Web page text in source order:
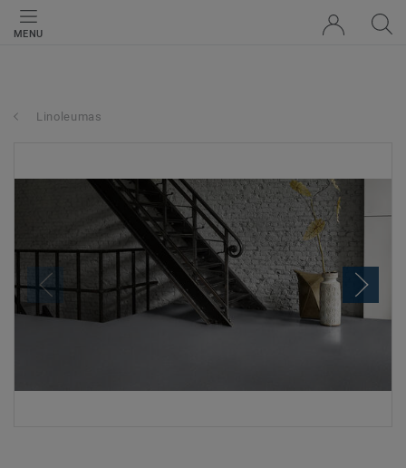
MENU
Linoleumas